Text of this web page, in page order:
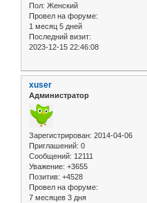
Пол: Женский
Провел на форуме:
1 месяц 5 дней
Последний визит:
2023-12-15 22:46:08
xuser
Администратор
Зарегистрирован: 2014-04-06
Приглашений: 0
Сообщений: 12111
Уважение: +3655
Позитив: +4528
Провел на форуме:
7 месяцев 3 дня